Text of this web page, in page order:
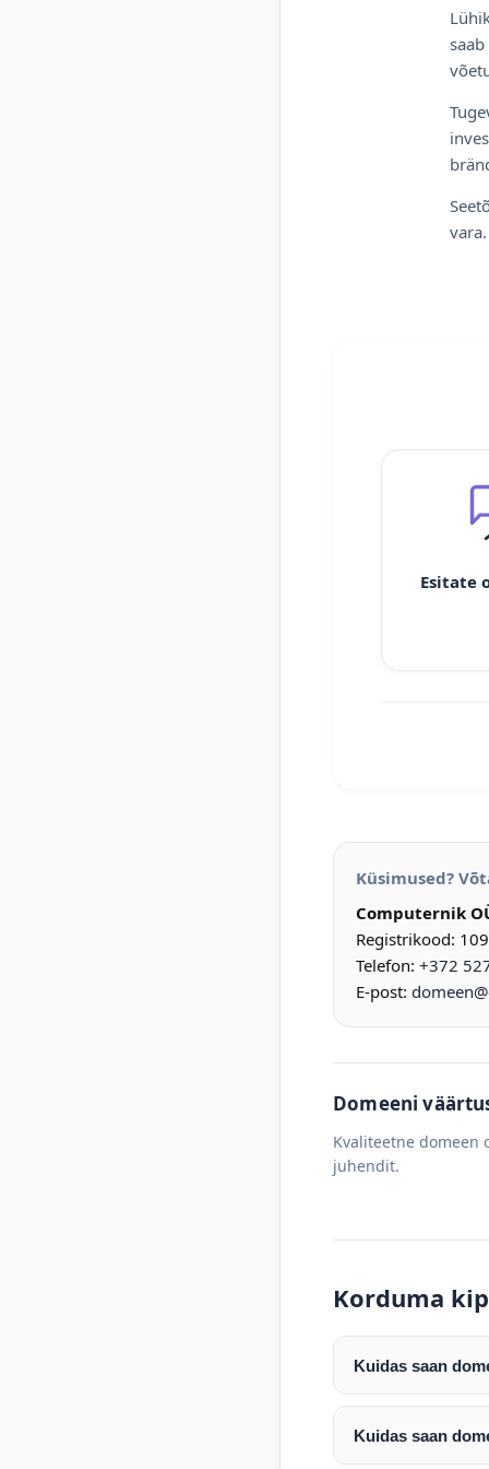
vara.
Esitate
Küsimused?
Computernik
Registrikood:
Telefon: +372
E-post:
Domeeni
Kvaliteetne domeen
juhendit.
Korduma
Kuidas saan
Pärast makse
enda valitud
Kuidas saan